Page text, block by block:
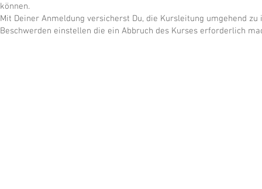
können.
Mit Deiner Anmeldung versicherst Du, die Kursleitung umgehend
Beschwerden einstellen die ein Abbruch des Kurses erforderlich